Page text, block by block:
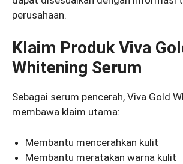
perusahaan.
Klaim Produk Viva
Whitening Serum
Sebagai serum pencerah, Viva Gold
membawa klaim utama:
Membantu mencerahkan kulit
Membantu meratakan warna kulit